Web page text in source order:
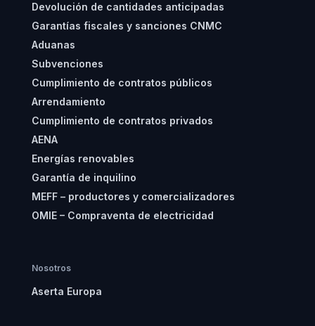
Devolución de cantidades anticipadas
Garantías fiscales y sanciones CNMC
Aduanas
Subvenciones
Cumplimiento de contratos públicos
Arrendamiento
Cumplimiento de contratos privados
AENA
Energías renovables
Garantía de inquilino
MEFF – productores y comercializadores
OMIE – Compraventa de electricidad
Nosotros
Aserta Europa